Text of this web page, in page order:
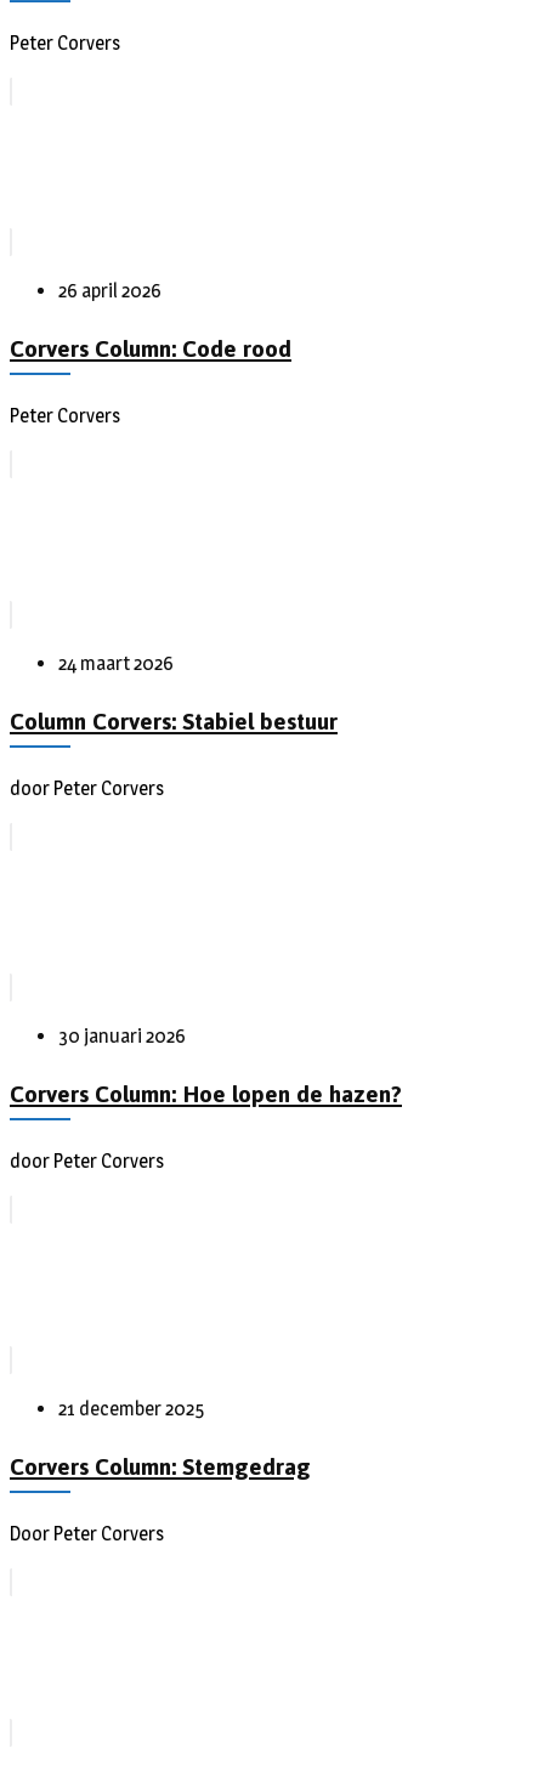
Peter Corvers
26 april 2026
Corvers Column: Code rood
Peter Corvers
24 maart 2026
Column Corvers: Stabiel bestuur
door Peter Corvers
30 januari 2026
Corvers Column: Hoe lopen de hazen?
door Peter Corvers
21 december 2025
Corvers Column: Stemgedrag
Door Peter Corvers